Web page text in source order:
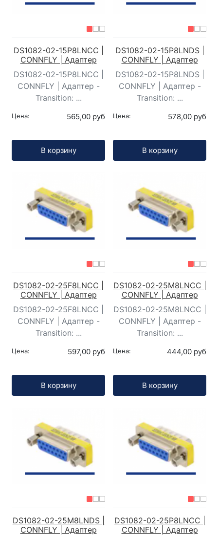
DS1082-02-15P8LNCC |
CONNFLY | Адаптер
DS1082-02-15P8LNCC |
CONNFLY | Адаптер -
Transition: ...
Цена: 565,00 руб
В корзину
DS1082-02-15P8LNDS |
CONNFLY | Адаптер
DS1082-02-15P8LNDS |
CONNFLY | Адаптер -
Transition: ...
Цена: 578,00 руб
В корзину
DS1082-02-25F8LNCC |
CONNFLY | Адаптер
DS1082-02-25F8LNCC |
CONNFLY | Адаптер -
Transition: ...
Цена: 597,00 руб
В корзину
DS1082-02-25M8LNCC |
CONNFLY | Адаптер
DS1082-02-25M8LNCC |
CONNFLY | Адаптер -
Transition: ...
Цена: 444,00 руб
В корзину
DS1082-02-25M8LNDS |
CONNFLY | Адаптер
DS1082-02-25P8LNCC |
CONNFLY | Адаптер